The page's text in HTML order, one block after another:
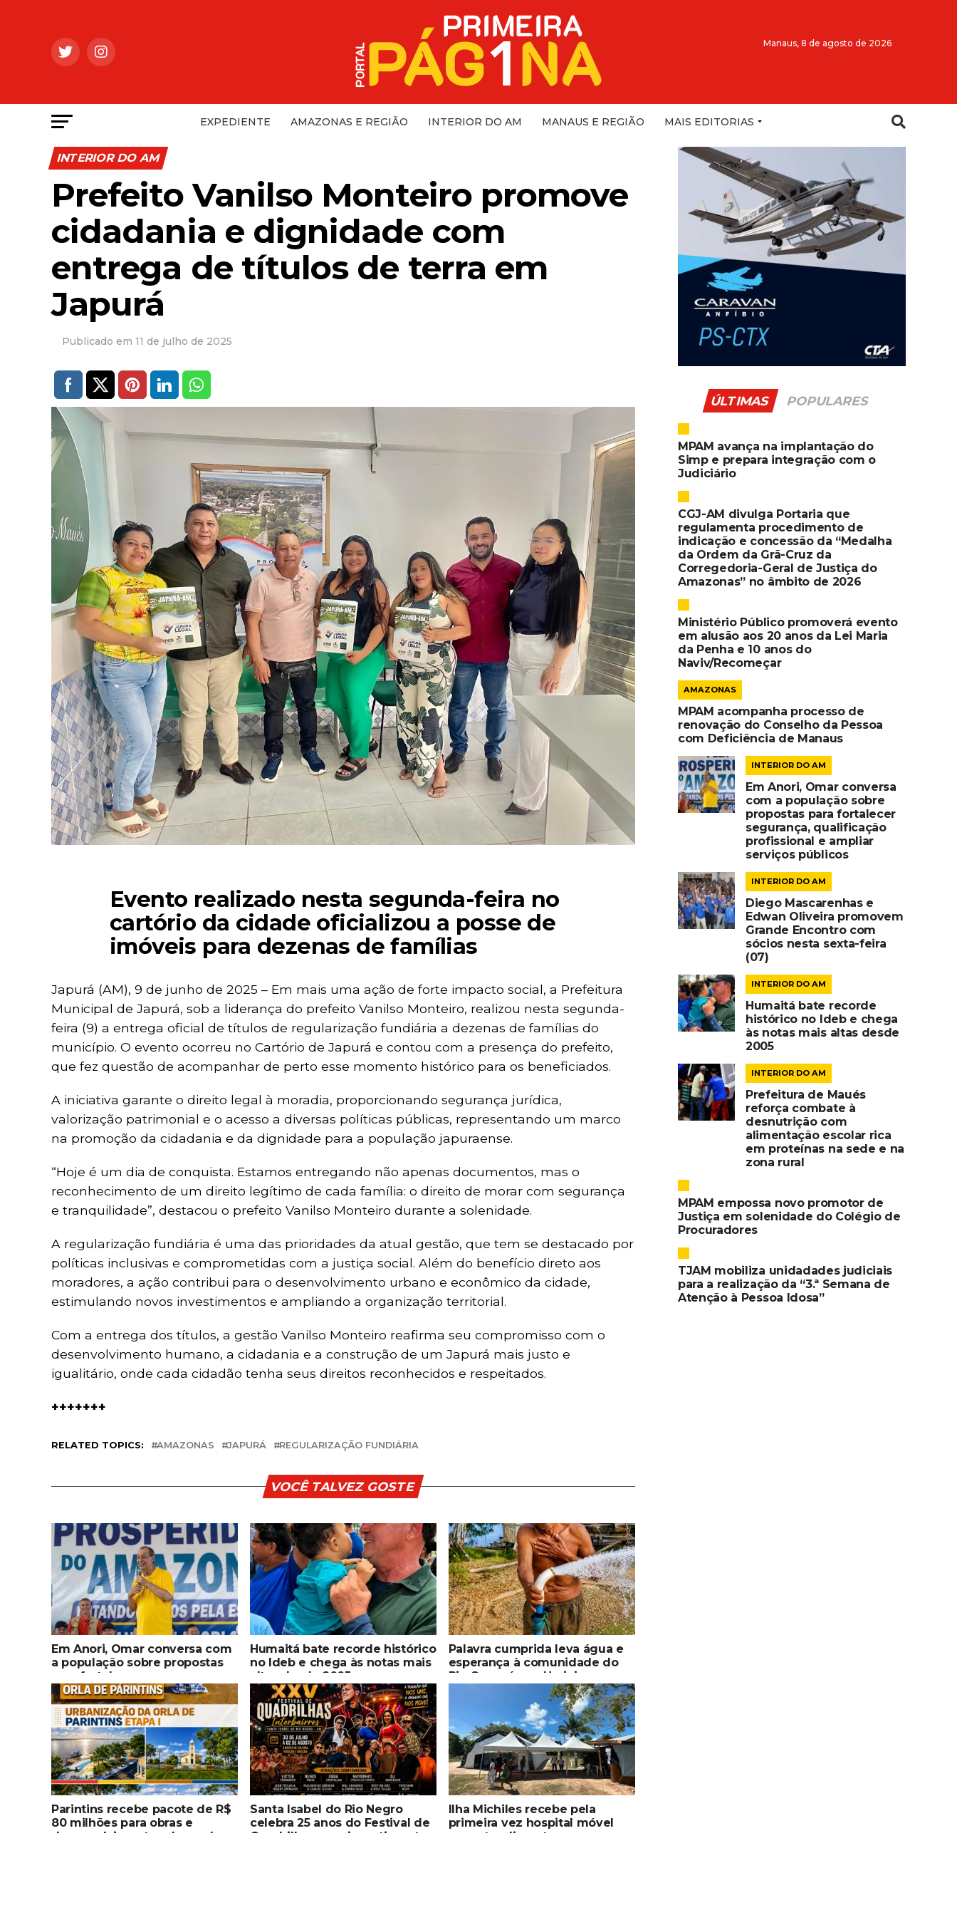
Manaus, 8 de agosto de 2026
EXPEDIENTE AMAZONAS E REGIÃO INTERIOR DO AM MANAUS E REGIÃO MAIS EDITORIAS
INTERIOR DO AM
Prefeito Vanilso Monteiro promove
cidadania e dignidade com
entrega de títulos de terra em
Japurá
11 de julho de 2025
Evento realizado nesta segunda-feira no
cartório da cidade oficializou a posse de
imóveis para dezenas de famílias
Japurá (AM), 9 de junho de 2025 – Em mais uma ação de forte impacto social, a Prefeitura
Municipal de Japurá, sob a liderança do prefeito Vanilso Monteiro, realizou nesta segunda-
feira (9) a entrega oficial de títulos de regularização fundiária a dezenas de famílias do
município. O evento ocorreu no Cartório de Japurá e contou com a presença do prefeito,
que fez questão de acompanhar de perto esse momento histórico para os beneficiados.
A iniciativa garante o direito legal à moradia, proporcionando segurança jurídica,
valorização patrimonial e o acesso a diversas políticas públicas, representando um marco
na promoção da cidadania e da dignidade para a população japuraense.
“Hoje é um dia de conquista. Estamos entregando não apenas documentos, mas o
reconhecimento de um direito legítimo de cada família: o direito de morar com segurança
e tranquilidade”, destacou o prefeito Vanilso Monteiro durante a solenidade.
A regularização fundiária é uma das prioridades da atual gestão, que tem se destacado por
políticas inclusivas e comprometidas com a justiça social. Além do benefício direto aos
moradores, a ação contribui para o desenvolvimento urbano e econômico da cidade,
estimulando novos investimentos e ampliando a organização territorial.
Com a entrega dos títulos, a gestão Vanilso Monteiro reafirma seu compromisso com o
desenvolvimento humano, a cidadania e a construção de um Japurá mais justo e
igualitário, onde cada cidadão tenha seus direitos reconhecidos e respeitados.
+++++++
RELATED TOPICS: AMAZONAS JAPURÁ REGULARIZAÇÃO FUNDIÁRIA
VOCÊ TALVEZ GOSTE
Em Anori, Omar conversa com
a população sobre propostas
para fortalecer segurança,
qualificação profissional e
ampliar serviços públicos
Humaitá bate recorde histórico
no Ideb e chega às notas mais
altas desde 2005
Palavra cumprida leva água e
esperança à comunidade do
Rio Copacá, em Uarini
Parintins recebe pacote de R$
80 milhões para obras e
desenvolvimento urbano dos
Santa Isabel do Rio Negro
celebra 25 anos do Festival de
Quadrilhas com investimento
Ilha Michiles recebe pela
primeira vez hospital móvel
para atendimento
ÚLTIMAS POPULARES
MPAM avança na implantação do
Simp e prepara integração com o
Judiciário
CGJ-AM divulga Portaria que
regulamenta procedimento de
indicação e concessão da “Medalha
da Ordem da Grã-Cruz da
Corregedoria-Geral de Justiça do
Amazonas” no âmbito de 2026
Ministério Público promoverá evento
em alusão aos 20 anos da Lei Maria
da Penha e 10 anos do
Naviv/Recomeçar
AMAZONAS
MPAM acompanha processo de
renovação do Conselho da Pessoa
com Deficiência de Manaus
INTERIOR DO AM
Em Anori, Omar conversa
com a população sobre
propostas para fortalecer
segurança, qualificação
profissional e ampliar
serviços públicos
INTERIOR DO AM
Diego Mascarenhas e
Edwan Oliveira promovem
Grande Encontro com
sócios nesta sexta-feira
(07)
INTERIOR DO AM
Humaitá bate recorde
histórico no Ideb e chega
às notas mais altas desde
2005
INTERIOR DO AM
Prefeitura de Maués
reforça combate à
desnutrição com
alimentação escolar rica
em proteínas na sede e na
zona rural
MPAM empossa novo promotor de
Justiça em solenidade do Colégio de
Procuradores
TJAM mobiliza unidadades judiciais
para a realização da “3.ª Semana de
Atenção à Pessoa Idosa”